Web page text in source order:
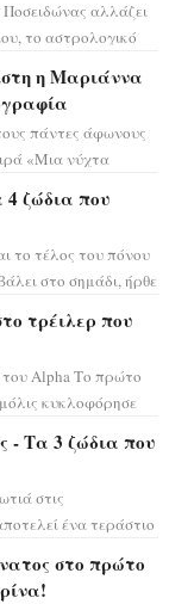
αλλάζει
το αστρολογικό
η Μαριάννα
πάντες άφωνους
«Μια νύχτα
4 ζώδια που
το τέλος του πόνου
στο σημάδι, ήρθε
τρέιλερ που
Alpha Το πρώτο
κυκλοφόρησε
- Τα 3 ζώδια που
στις
ένα τεράστιο
στο πρώτο